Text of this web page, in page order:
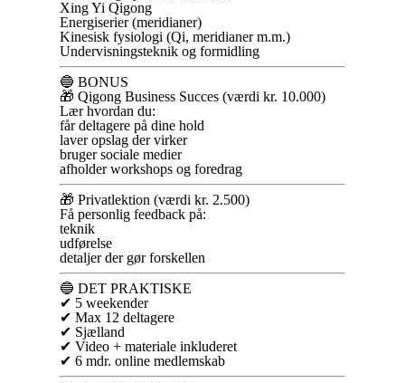
Xing Yi Qigong
Energiserier (meridianer)
Kinesisk fysiologi (Qi, meridianer m.m.)
Undervisningsteknik og formidling
🔵 BONUS
🎁 Qigong Business Succes (værdi kr. 10.000)
Lær hvordan du:
får deltagere på dine hold
laver opslag der virker
bruger sociale medier
afholder workshops og foredrag
🎁 Privatlektion (værdi kr. 2.500)
Få personlig feedback på:
teknik
udførelse
detaljer der gør forskellen
🔵 DET PRAKTISKE
✔ 5 weekender
✔ Max 12 deltagere
✔ Sjælland
✔ Video + materiale inkluderet
✔ 6 mdr. online medlemskab